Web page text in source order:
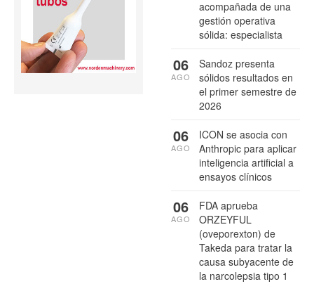
acompañada de una
gestión operativa
sólida: especialista
Sandoz presenta
sólidos resultados en
el primer semestre de
2026
06
AGO
ICON se asocia con
Anthropic para aplicar
inteligencia artificial a
ensayos clínicos
06
AGO
FDA aprueba
ORZEYFUL
(oveporexton) de
Takeda para tratar la
causa subyacente de
la narcolepsia tipo 1
06
AGO